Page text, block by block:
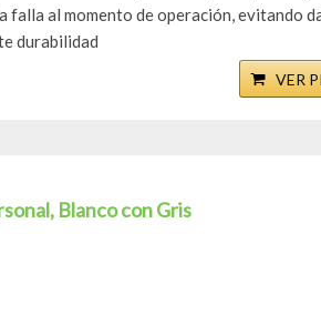
al momento de operación, evitando
durabilidad
VER
Blanco con Gris